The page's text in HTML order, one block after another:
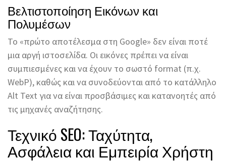
Βελτιστοποίηση Εικόνων και
Πολυμέσων
Το «πρώτο αποτέλεσμα στη Google» δεν είναι ποτέ
μια αργή ιστοσελίδα. Οι εικόνες πρέπει να είναι
συμπιεσμένες και να έχουν το σωστό format (π.χ.
WebP), καθώς και να συνοδεύονται από το κατάλληλο
Alt Text για να είναι προσβάσιμες και κατανοητές από
τις μηχανές αναζήτησης.
Τεχνικό SEO: Ταχύτητα,
Ασφάλεια και Εμπειρία Χρήστη